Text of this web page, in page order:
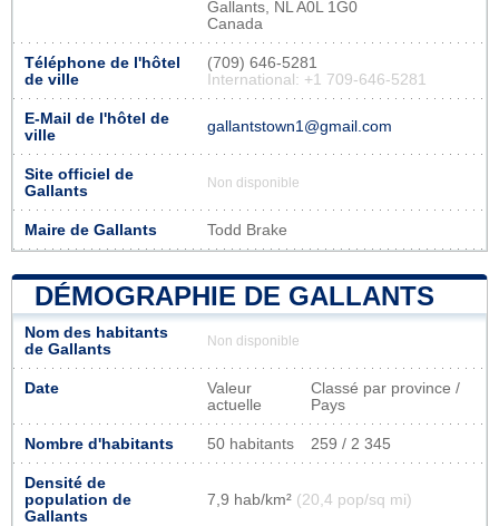
Gallants, NL A0L 1G0
Canada
Téléphone de l'hôtel
de ville
(709) 646-5281
International: +1 709-646-5281
E-Mail de l'hôtel de
ville
gallantstown1@gmail.com
Site officiel de
Gallants
Non disponible
Maire de Gallants Todd Brake
DÉMOGRAPHIE DE GALLANTS
Nom des habitants
de Gallants
Non disponible
Date
Valeur
actuelle
Classé par province /
Pays
Nombre d'habitants 50 habitants 259 / 2 345
Densité de
population de
Gallants
7,9 hab/km² (20,4 pop/sq mi)